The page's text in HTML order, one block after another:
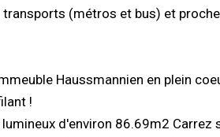
(métros et bus) et
Haussmannien en plein
!
d'environ 86.69m2 Carrez